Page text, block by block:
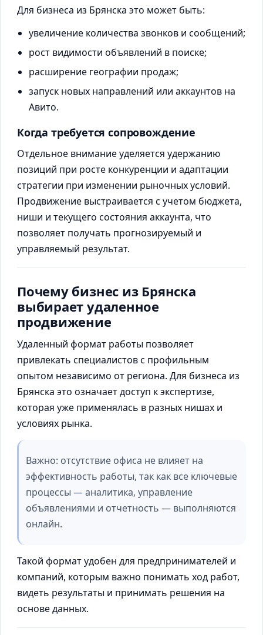
Для бизнеса из Брянска это может быть:
увеличение количества звонков и сообщений;
рост видимости объявлений в поиске;
расширение географии продаж;
запуск новых направлений или аккаунтов на
Авито.
Когда требуется сопровождение
Отдельное внимание уделяется удержанию
позиций при росте конкуренции и адаптации
стратегии при изменении рыночных условий.
Продвижение выстраивается с учетом бюджета,
ниши и текущего состояния аккаунта, что
позволяет получать прогнозируемый и
управляемый результат.
Почему бизнес из Брянска
выбирает удаленное
продвижение
Удаленный формат работы позволяет
привлекать специалистов с профильным
опытом независимо от региона. Для бизнеса из
Брянска это означает доступ к экспертизе,
которая уже применялась в разных нишах и
условиях рынка.
Важно: отсутствие офиса не влияет на
эффективность работы, так как все ключевые
процессы — аналитика, управление
объявлениями и отчетность — выполняются
онлайн.
Такой формат удобен для предпринимателей и
компаний, которым важно понимать ход работ,
видеть результаты и принимать решения на
основе данных.